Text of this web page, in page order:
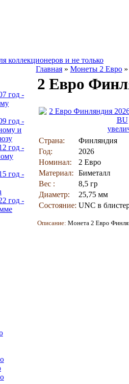
год -
год -
и
год -
год -
год -
Главная » Монеты 2 Евро
2 Евро
Страна:
Финляндия
Год:
2026
Номинал:
2 Евро
Материал:
Биметалл
Вес :
8,5 гр
Диаметр:
25,75 мм
Состояние: UNC в
Описание: Монета 2 Евро